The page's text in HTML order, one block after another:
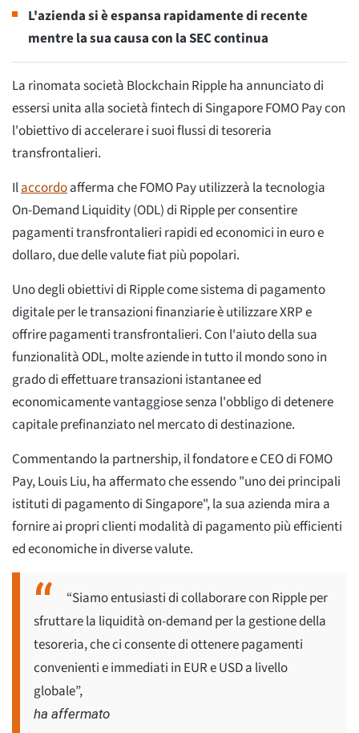
L'azienda si è espansa rapidamente di recente
mentre la sua causa con la SEC continua
La rinomata società Blockchain Ripple ha annunciato di
essersi unita alla società fintech di Singapore FOMO Pay con
l'obiettivo di accelerare i suoi flussi di tesoreria
transfrontalieri.
Ilaccordoafferma che FOMO Pay utilizzerà la tecnologia
On-Demand Liquidity (ODL) di Ripple per consentire
pagamenti transfrontalieri rapidi ed economici in euro e
dollaro, due delle valute fiat più popolari.
Uno degli obiettivi di Ripple come sistema di pagamento
digitale per le transazioni finanziarie è utilizzare XRP e
offrire pagamenti transfrontalieri. Con l'aiuto della sua
funzionalità ODL, molte aziende in tutto il mondo sono in
grado di effettuare transazioni istantanee ed
economicamente vantaggiose senza l'obbligo di detenere
capitale prefinanziato nel mercato di destinazione.
Commentando la partnership, il fondatore e CEO di FOMO
Pay, Louis Liu, ha affermato che essendo "uno dei principali
istituti di pagamento di Singapore", la sua azienda mira a
fornire ai propri clienti modalità di pagamento più efficienti
ed economiche in diverse valute.
“Siamo entusiasti di collaborare con Ripple per
sfruttare la liquidità on-demand per la gestione della
tesoreria, che ci consente di ottenere pagamenti
convenienti e immediati in EUR e USD a livello
globale”,
ha affermato